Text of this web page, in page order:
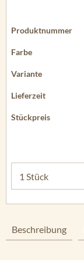
Beschreibung